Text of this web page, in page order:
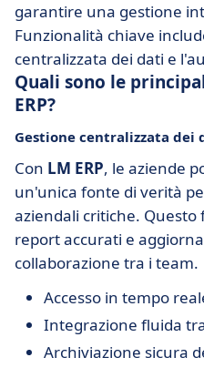
garantire una gestione
Funzionalità chiave
centralizzata dei dati e
Quali sono le
ERP?
Gestione centralizzata dei
Con LM ERP, le aziende
un'unica fonte di verità
aziendali critiche. Questo
report accurati e
collaborazione tra i team.
Accesso in tempo
Integrazione fluida
Archiviazione sicura